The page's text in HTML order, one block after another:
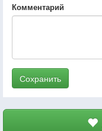
Комментарий
Сохранить